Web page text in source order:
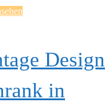
Design
in